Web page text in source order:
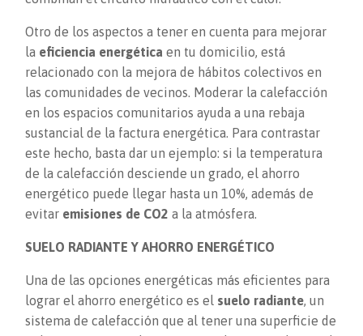
Otro de los aspectos a tener en cuenta para mejorar
la eficiencia energética en tu domicilio, está
relacionado con la mejora de hábitos colectivos en
las comunidades de vecinos. Moderar la calefacción
en los espacios comunitarios ayuda a una rebaja
sustancial de la factura energética. Para contrastar
este hecho, basta dar un ejemplo: si la temperatura
de la calefacción desciende un grado, el ahorro
energético puede llegar hasta un 10%, además de
evitar emisiones de CO2 a la atmósfera.
SUELO RADIANTE Y AHORRO ENERGÉTICO
Una de las opciones energéticas más eficientes para
lograr el ahorro energético es el suelo radiante, un
sistema de calefacción que al tener una superficie de